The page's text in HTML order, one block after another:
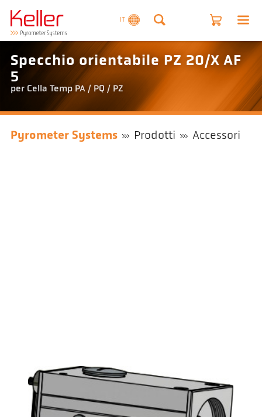
IT
Specchio orientabile PZ 20/X AF
5
per Cella Temp PA / PQ / PZ
Pyrometer Systems Prodotti Accessori